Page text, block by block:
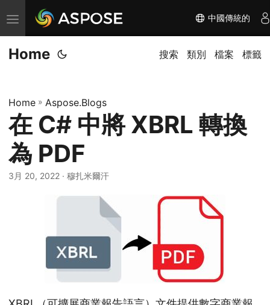
切
换
导
中國傳統的
Home 搜索 類別 檔案 標籤
Home » Aspose.Blogs
在 C# 中將 XBRL 轉換
為 PDF
3月 20, 2022 · 穆扎米爾汗